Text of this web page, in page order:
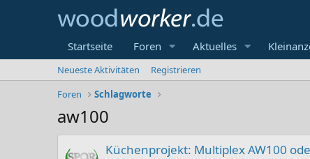
Startseite Foren Aktuelles
Neueste Aktivitäten
Registrieren
Foren
Schlagworte
aw100
Küchenprojekt: Multiplex AW100